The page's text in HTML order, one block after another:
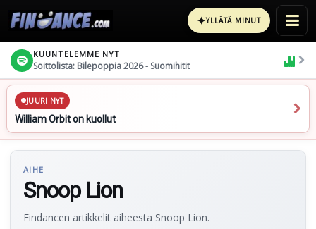
✦YLLÄTÄ MINUT
KUUNTELEMME NYT
Soittolista: Bilepoppia 2026 - Suomihitit
JUURI NYT
William Orbit on kuollut
AIHE
Snoop Lion
Findancen artikkelit aiheesta Snoop Lion.